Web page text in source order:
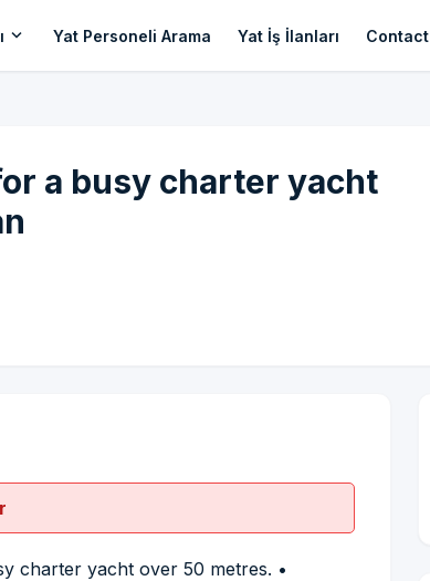
expand_more Yat Personeli Arama Yat İş İlanları Contact
a busy charter yacht
charter yacht over 50 metres. •